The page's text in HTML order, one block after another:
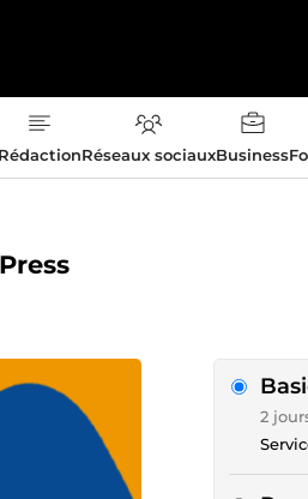
RédactionRéseaux sociauxBusiness
2